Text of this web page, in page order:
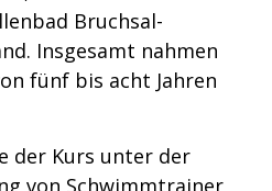
Bruchsal-
Insgesamt nahmen
fünf bis acht Jahren
der Kurs unter der
von Schwimmtrainer